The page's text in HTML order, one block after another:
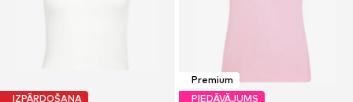
IZPĀRDOŠANA
Premium
PIEDĀVĀJUMS